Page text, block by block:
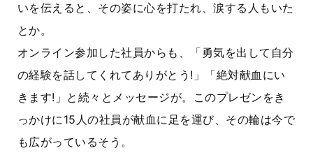
いを伝えると、その姿に心を打たれ、涙する人もいた
とか。
オンライン参加した社員からも、「勇気を出して自分
の経験を話してくれてありがとう!」「絶対献血にい
きます!」と続々とメッセージが。このプレゼンをき
っかけに15人の社員が献血に足を運び、その輪は今で
も広がっているそう。